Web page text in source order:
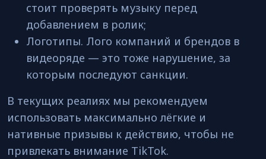
стоит проверять музыку перед
добавлением в ролик;
Логотипы. Лого компаний и брендов в
видеоряде — это тоже нарушение, за
которым последуют санкции.
В текущих реалиях мы рекомендуем
использовать максимально лёгкие и
нативные призывы к действию, чтобы не
привлекать внимание TikTok.